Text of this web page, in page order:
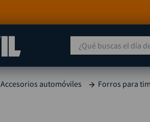
¿Qué buscas el día de
Accesorios automóviles Forros para